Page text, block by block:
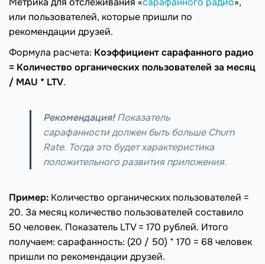
или пользователей, которые пришли по
рекомендации друзей.
Формула расчета: Коэффициент сарафанного радио
= Количество органических пользователей за месяц
/ MAU * LTV.
Рекомендация!Показатель
сарафанности должен быть больше Churn
Rate. Тогда это будет характеристика
положительного развития приложения.
Пример: Количество органических пользователей =
20. За месяц количество пользователей составило
50 человек. Показатель LTV = 170 рублей. Итого
получаем: сарафанность: (20 / 50) * 170 = 68 человек
пришли по рекомендации друзей.